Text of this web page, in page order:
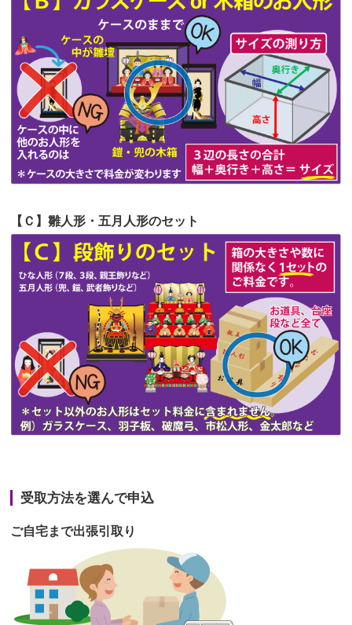
第55回人形供養祭令和4年9月8日(木)
第54回人形供養祭令和4年8月1日(月)
第53回人形供養祭令和4年7月1日(金)
第52回人形供養祭令和4年5月17日(火)
第51回人形供養祭令和4年4月18日(月)
第50回人形供養祭令和4年3月15日(火)
第49回人形供養祭令和4年1月17日(月)
第48回人形供養祭令和3年12月3日(金)
第47回人形供養祭 令和3年10月11日(月)
第46回人形供養祭 令和3年9月13日(月)
第45回人形供養祭令和3年7月12日(月)
第44回人形供養祭令和3年6月3日(木)
第43回人形供養祭令和3年4月23日(金)
第39回人形供養祭令和2年10月22日(木)
第38回人形供養祭 令和2年8月26日(水)
第37回人形供養祭 令和2年6月8日(月)
【Ｃ】雛人形・五月人形のセット
受取方法を選んで申込
ご自宅まで出張引取り